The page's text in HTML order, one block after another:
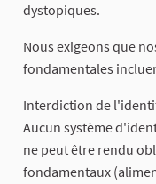
dystopiques.
Nous exigeons que
fondamentales
Interdiction de
Aucun système
ne peut être rendu
fondamentaux